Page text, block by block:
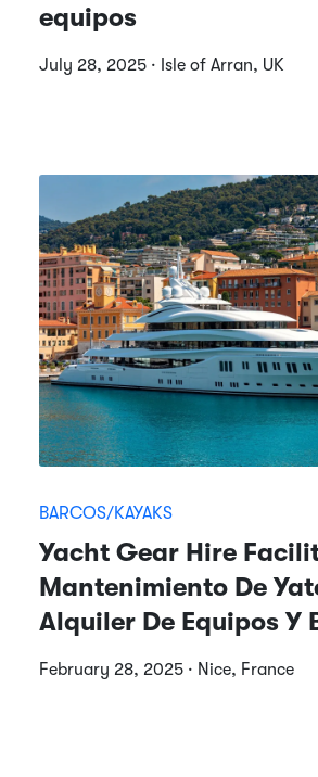
equipos
July 28, 2025 · Isle of Arran, UK
BARCOS/KAYAKS
Yacht Gear Hire
Mantenimiento De
Alquiler De Equipos Y
February 28, 2025 · Nice, France